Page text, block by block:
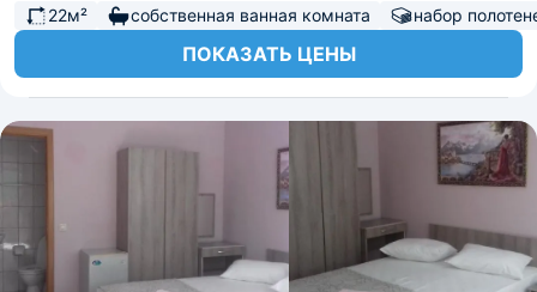
22м²
собственная ванная комната набор
ПОКАЗАТЬ ЦЕНЫ